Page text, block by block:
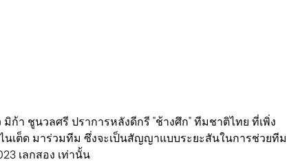
มิก้า ชูนวลศรี ปราการหลังดีกรี "ช้างศึก" ทีมชาติไทย ที่เพิ่ง
เต็ด มาร่วมทีม ซึ่งจะเป็นสัญญาแบบระยะสันในการช่วยทีม
เลกสอง เท่านั้น